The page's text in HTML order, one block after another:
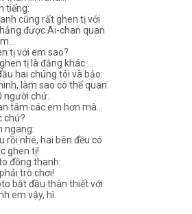
tiếng:
cũng rất ghen tị với
được Ai-chan quan
tị với em sao?
tị là đằng khác....
hai chúng tôi và bảo:
làm sao có thể quan
người chứ.
tâm các em hơn mà...
chứ?
ngang:
rồi nhé, hai bên đều có
ghen tị!
đồng thanh:
trò chơi!
bắt đầu thân thiết với
em vậy, hì.